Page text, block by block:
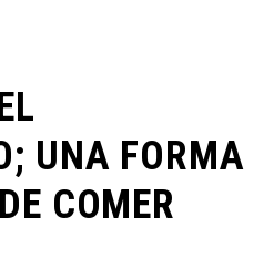
UNA FORMA
COMER